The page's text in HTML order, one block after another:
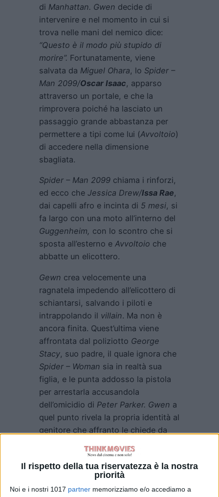
Il rispetto della tua riservatezza è la nostra
priorità
Noi e i nostri 1017 partner memorizziamo e/o accediamo a
di Manhattan. Gwen decide di
intervenire e nel momento in cui si
trova nelle mani del nemico dice:
“Questo è il modo più stupido di
morire”. Fortunatamente, viene
salvata da Miguel Ohara, lo Spider –
Man 2099/Oscar Isaac, apparso
attraverso un portale, e che la
rimprovera poiché ha lasciato un
passaggio grande abbastanza per
permettere a tipi come lui (Avvoltoio)
di accedere nella dimensione
sbagliata.
Spider – Man 2099 chiama i rinforzi,
ed ecco che Jessica Drew/Issa Rae,
dai capelli afro e incinta di 5 mesi, si
fa largo con una moto all’interno del
Guggenheim, con lo scontro che si
sposta all’esterno e Avvoltoio che
abbatte un elicottero.
Gewn crea velocemente una
ragnatela impedendo all’elicottero di
schiantarsi, salvando i piloti e
intrappolando il villain. Ma non è
ancora finita. Quest’ultima viene
affrontata dal poliziotto George
Stacy, suo padre, il quale ignora che
Spider – Woman sia in realtà sua
figlia, e le punta addosso la pistola
per arrestarla accusandola
dell’omicidio di Peter Parker. Gwen a
quel punto rivela la propria identità al
genitore che affranto le chiede da
punto intervieneSpider – Man 2099
che rinchiude l’uomo in una sorta di
prigione elettrica, apre un portale e
assieme a lei eJessica Drewlo